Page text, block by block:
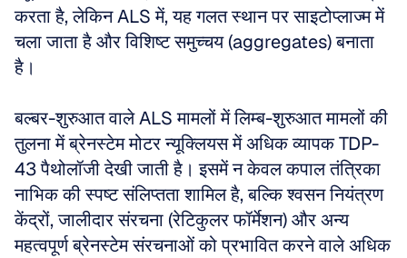
करता है, लेकिन ALS में, यह गलत स्थान पर साइटोप्लाज्म में
चला जाता है और विशिष्ट समुच्चय (aggregates) बनाता
है।
बल्बर-शुरुआत वाले ALS मामलों में लिम्ब-शुरुआत मामलों की
तुलना में ब्रेनस्टेम मोटर न्यूक्लियस में अधिक व्यापक TDP-
43 पैथोलॉजी देखी जाती है। इसमें न केवल कपाल तंत्रिका
नाभिक की स्पष्ट संलिप्तता शामिल है, बल्कि श्वसन नियंत्रण
केंद्रों, जालीदार संरचना (रेटिकुलर फॉर्मेशन) और अन्य
महत्वपूर्ण ब्रेनस्टेम संरचनाओं को प्रभावित करने वाले अधिक